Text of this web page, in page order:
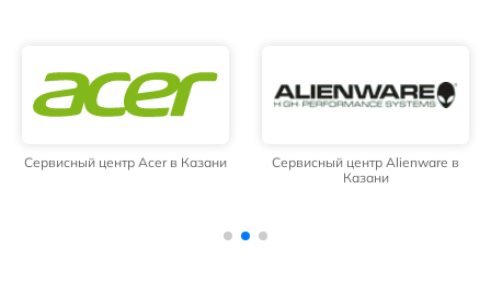
Сервисный центр Acer в Казани
Сервисный центр Alienware в
Казани